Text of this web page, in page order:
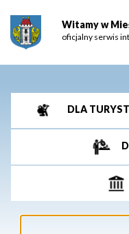
Witamy w
oficjalny serwis
DLA